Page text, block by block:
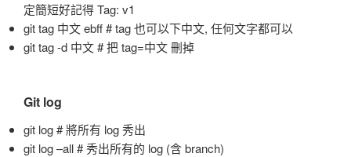
定簡短好記得 Tag: v1
git tag 中文 ebff # tag 也可以下中文, 任何文字都可以
git tag -d 中文 # 把 tag=中文 刪掉
Git log
git log # 將所有 log 秀出
git log –all # 秀出所有的 log (含 branch)